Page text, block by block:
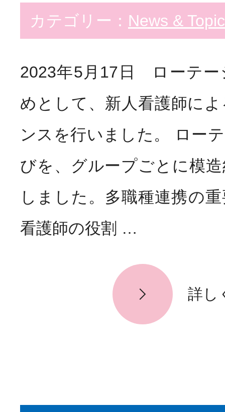
カテゴリー： News &
2023年5月17日 ローテー
めとして、新人看護師に
ンスを行いました。 ロー
びを、グループごとに模
しました。多職種連携の
看護師の役割 …
詳し